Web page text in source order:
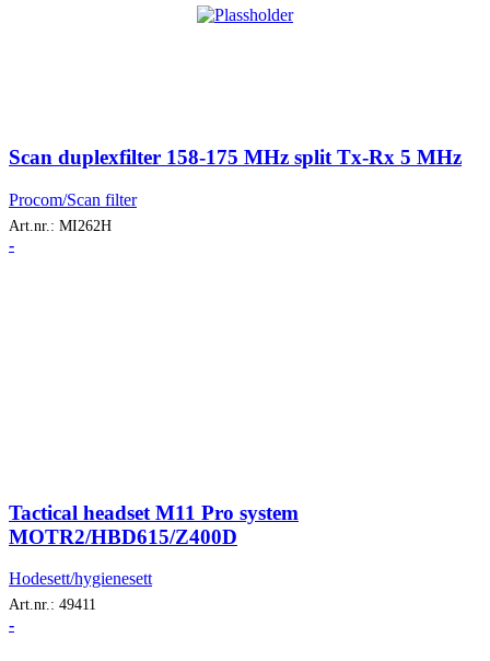
Scan duplexfilter 158-175 MHz split Tx-Rx 5 MHz
Procom/Scan filter
Art.nr.: MI262H
-
Tactical headset M11 Pro system
MOTR2/HBD615/Z400D
Hodesett/hygienesett
Art.nr.: 49411
-